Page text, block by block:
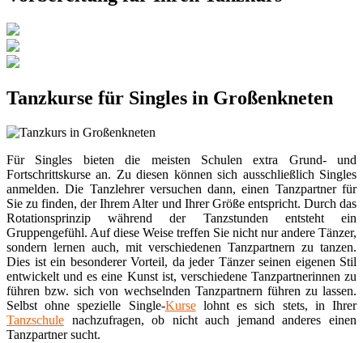
Tanzkurse für Singles in Großenkneten
Für Singles bieten die meisten Schulen extra Grund- und
Fortschrittskurse an. Zu diesen können sich ausschließlich Singles
anmelden. Die Tanzlehrer versuchen dann, einen Tanzpartner für
Sie zu finden, der Ihrem Alter und Ihrer Größe entspricht. Durch das
Rotationsprinzip während der Tanzstunden entsteht ein
Gruppengefühl. Auf diese Weise treffen Sie nicht nur andere Tänzer,
sondern lernen auch, mit verschiedenen Tanzpartnern zu tanzen.
Dies ist ein besonderer Vorteil, da jeder Tänzer seinen eigenen Stil
entwickelt und es eine Kunst ist, verschiedene Tanzpartnerinnen zu
führen bzw. sich von wechselnden Tanzpartnern führen zu lassen.
Selbst ohne spezielle Single-Kurselohnt es sich stets, in Ihrer
Tanzschule nachzufragen, ob nicht auch jemand anderes einen
Tanzpartner sucht.